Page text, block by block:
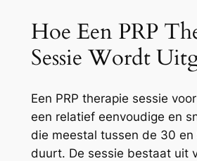
Hoe Een PRP
Sessie Wordt
Een PRP therapie sessie
een relatief eenvoudige en
die meestal tussen de 30
duurt. De sessie bestaat uit